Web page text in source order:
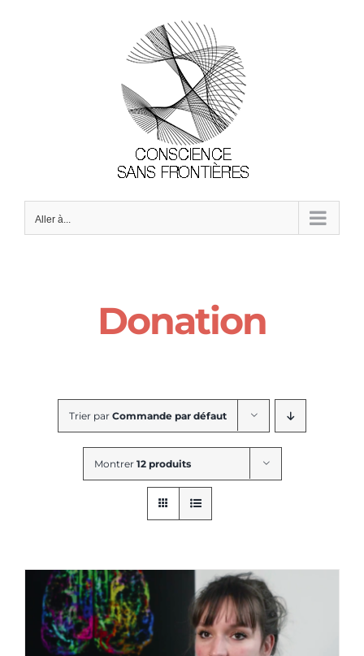
Aller à...
Donation
Trier par Commande par défaut
Montrer 12 produits